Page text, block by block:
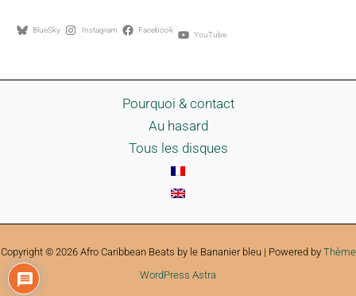
BlueSky Instagram Facebook YouTube
Pourquoi & contact
Au hasard
Tous les disques
Copyright © 2026 Afro Caribbean Beats by le Bananier bleu | Powered by Thème
WordPress Astra